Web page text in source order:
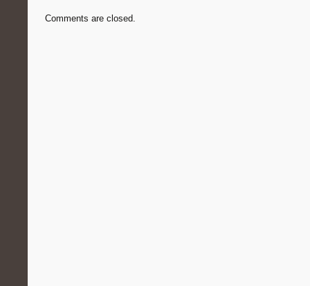
Comments are closed.